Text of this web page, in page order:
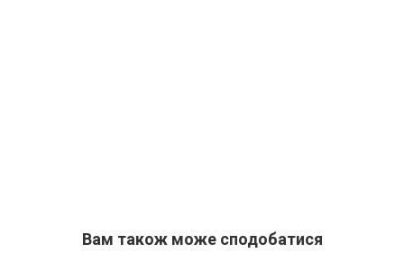
Вам також може сподобатися